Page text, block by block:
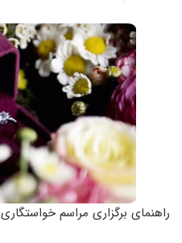
راهنمای برگزاری مراسم خواستگاری